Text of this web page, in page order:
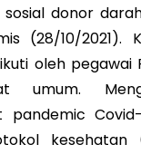
sosial donor
(28/10/2021).
oleh pegawai
umum.
pandemic